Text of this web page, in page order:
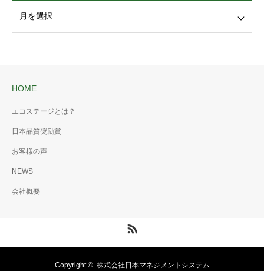
HOME
エコステージとは？
日本品質奨励賞
お客様の声
NEWS
会社概要
Copyright © 株式会社日本マネジメントシステム